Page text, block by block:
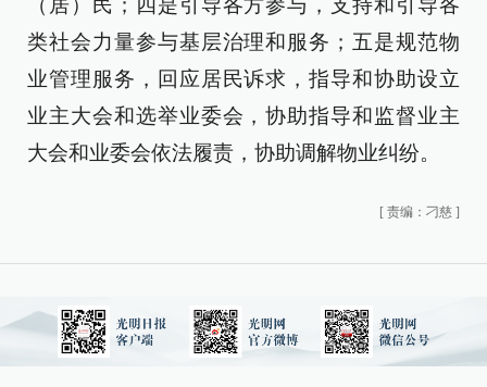
（居）民；四是引导各方参与，支持和引导各
类社会力量参与基层治理和服务；五是规范物
业管理服务，回应居民诉求，指导和协助设立
业主大会和选举业委会，协助指导和监督业主
大会和业委会依法履责，协助调解物业纠纷。
[ 责编：刁慈 ]